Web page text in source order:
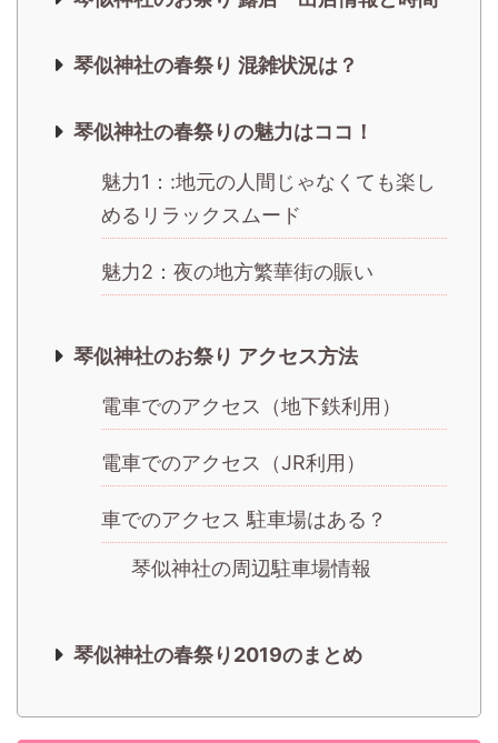
琴似神社の春祭り 混雑状況は？
琴似神社の春祭りの魅力はココ！
魅力1：:地元の人間じゃなくても楽し
めるリラックスムード
魅力2：夜の地方繁華街の賑い
琴似神社のお祭り アクセス方法
電車でのアクセス（地下鉄利用）
電車でのアクセス（JR利用）
車でのアクセス 駐車場はある？
琴似神社の周辺駐車場情報
琴似神社の春祭り2019のまとめ